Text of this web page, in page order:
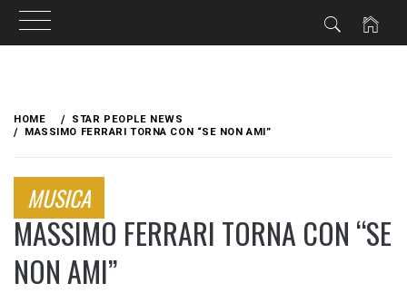
content
HOME
STAR PEOPLE NEWS
MASSIMO FERRARI TORNA CON “SE NON AMI”
MUSICA
MASSIMO FERRARI TORNA CON “SE
NON AMI”